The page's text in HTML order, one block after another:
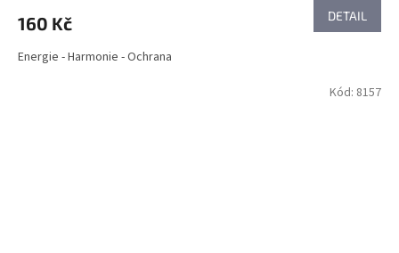
160 Kč DETAIL
Energie - Harmonie - Ochrana
Kód: 8157